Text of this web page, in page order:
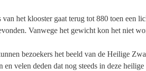
van het klooster gaat terug tot 880 toen een
Vanwege het gewicht kon het niet
bezoekers het beeld van de Heilige
en velen deden dat nog steeds in deze